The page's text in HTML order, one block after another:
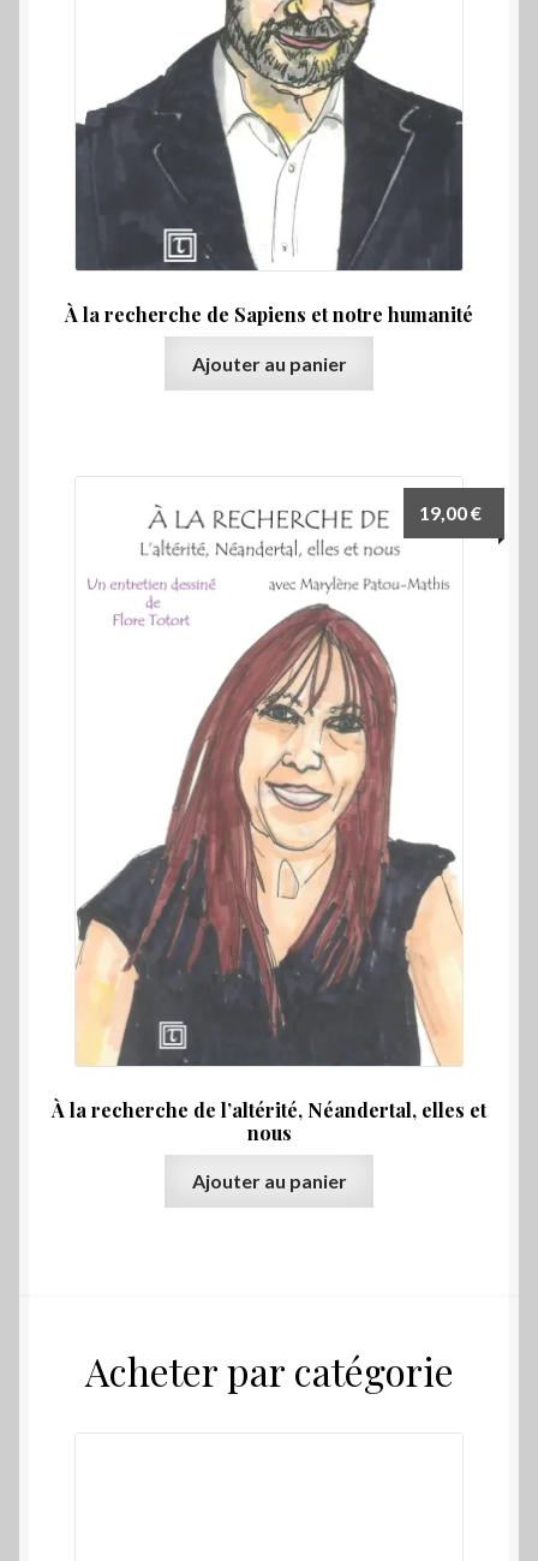
À la recherche de Sapiens et notre humanité
Ajouter au panier
À la recherche de l’altérité, Néandertal, elles et
nous
19,00€
Ajouter au panier
Acheter par catégorie